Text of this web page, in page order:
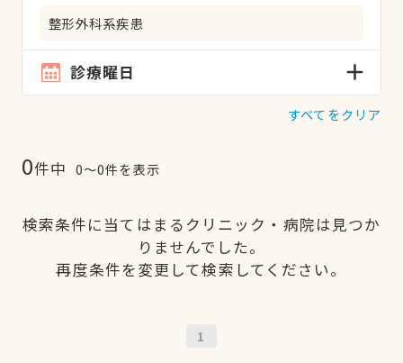
整形外科系疾患
診療曜日
すべてをクリア
0件中 0〜0件を表示
検索条件に当てはまるクリニック・病院は見つか
りませんでした。
再度条件を変更して検索してください。
1